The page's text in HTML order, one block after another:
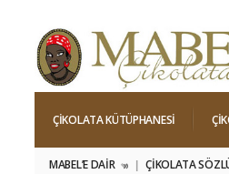
ÇIKOLATA KÜTÜPHANESI
MABEL’E DAIR » ÇIKOLATA